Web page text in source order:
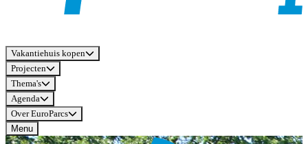
Vakantiehuis kopen
Projecten
Thema's
Agenda
Over EuroParcs
Menu